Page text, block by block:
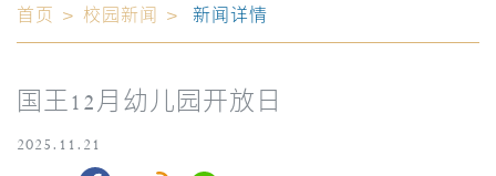
首页 > 校园新闻 > 新闻详情
国王12月幼儿园开放日
2025.11.21